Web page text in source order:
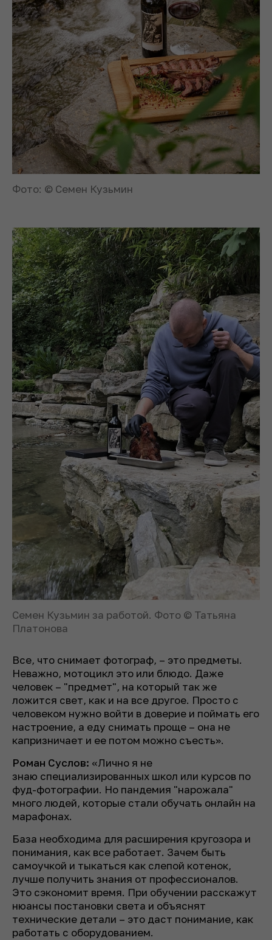
Фото: © Семен Кузьмин
Семен Кузьмин за работой. Фото © Татьяна
Платонова
Все, что снимает фотограф, – это предметы.
Неважно, мотоцикл это или блюдо. Даже
человек – "предмет", на который так же
ложится свет, как и на все другое. Просто с
человеком нужно войти в доверие и поймать его
настроение, а еду снимать проще – она не
капризничает и ее потом можно съесть».
Роман Суслов: «Лично я не
знаю специализированных школ или курсов по
фуд-фотографии. Но пандемия "нарожала"
много людей, которые стали обучать онлайн на
марафонах.
База необходима для расширения кругозора и
понимания, как все работает. Зачем быть
самоучкой и тыкаться как слепой котенок,
лучше получить знания от профессионалов.
Это сэкономит время. При обучении расскажут
нюансы постановки света и объяснят
технические детали – это даст понимание, как
работать с оборудованием.